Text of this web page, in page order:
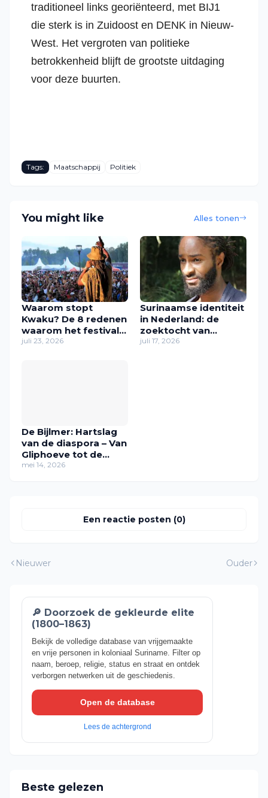
traditioneel links georiënteerd, met BIJ1
die sterk is in Zuidoost en DENK in Nieuw-
West. Het vergroten van politieke
betrokkenheid blijft de grootste uitdaging
voor deze buurten.
Tags: Maatschappij Politiek
You might like Alles tonen
Waarom stopt
Kwaku? De 8 redenen
waarom het festival
in zijn huidige vorm
juli 23, 2026
Surinaamse identiteit
in Nederland: de
zoektocht van
Zawdie Sandvliet
juli 17, 2026
De Bijlmer: Hartslag
van de diaspora – Van
Gliphoeve tot de
generatie Zuidoost
mei 14, 2026
Een reactie posten (0)
Nieuwer Ouder
🔎 Doorzoek de gekleurde elite
(1800–1863)
Bekijk de volledige database van vrijgemaakte
en vrije personen in koloniaal Suriname. Filter op
naam, beroep, religie, status en straat en ontdek
verborgen netwerken uit de geschiedenis.
Open de database
Lees de achtergrond
Beste gelezen